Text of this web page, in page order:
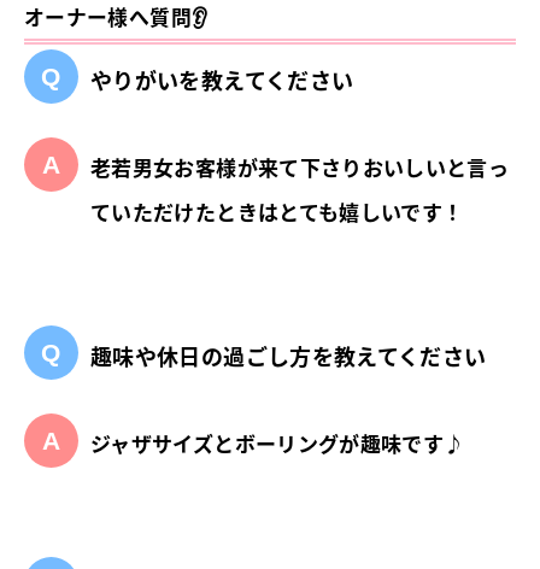
オーナー様へ質問👂
やりがいを教えてください
老若男女お客様が来て下さりおいしいと言っ
ていただけたときはとても嬉しいです！
趣味や休日の過ごし方を教えてください
ジャザサイズとボーリングが趣味です♪